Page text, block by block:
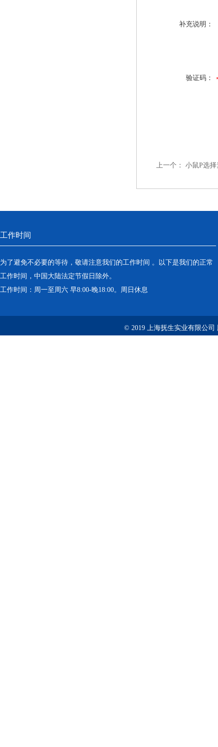
补充说明：
验证码：
上一个： 小鼠P选择
工作时间
为了避免不必要的等待，敬请注意我们的工作时间 。以下是我们的正常
工作时间，中国大陆法定节假日除外。
工作时间：周一至周六 早8:00-晚18:00。周日休息
© 2019 上海抚生实业有限公司